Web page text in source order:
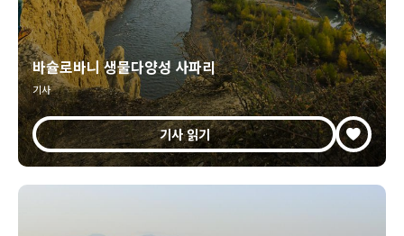
바슐로바니 생물다양성 사파리
기사
기사 읽기